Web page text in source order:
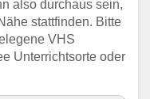
also durchaus sein,
stattfinden. Bitte
VHS
Unterrichtsorte oder